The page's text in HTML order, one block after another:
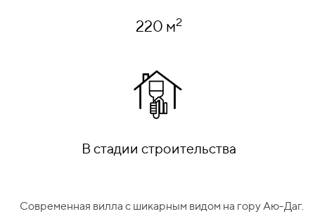
220 м2
В стадии строительства
Современная вилла с шикарным видом на гору Аю-Даг.